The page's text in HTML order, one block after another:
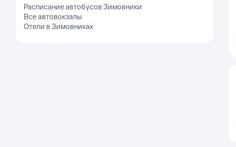
Расписание автобусов Зимовники
Все автовокзалы
Отели в Зимовниках